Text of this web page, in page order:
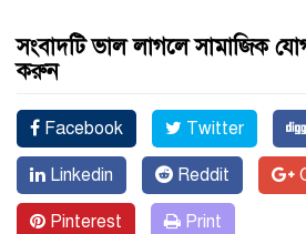
সংবাদটি ভাল লাগলে সামাজিক
করুন
Facebook Twitter
Linkedin Reddit
Pinterest Print